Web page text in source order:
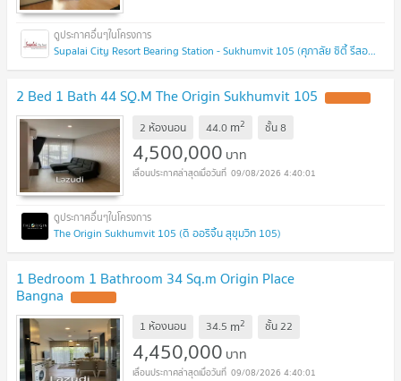
Supalai City Resort Bearing Station - Sukhumvit 105 (ศุภาลัย ซิตี้ รีสอร์ท สถานีแบริ่ง - สุขุมวิท 105 )
2 Bed 1 Bath 44 SQ.M The Origin Sukhumvit 105
2 ห้องนอน 44.0 m2 ชั้น8
4,500,000 บาท
09/08/2026 4:40:01
The Origin Sukhumvit 105 (ดิ ออริจิ้น สุขุมวิท 105)
1 Bedroom 1 Bathroom 34 Sq.m Origin Place
Bangna
1 ห้องนอน 34.5 m2 ชั้น22
4,450,000 บาท
09/08/2026 4:40:01